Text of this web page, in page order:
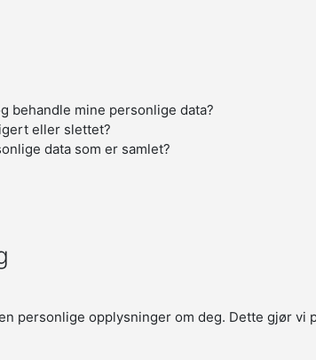
behandle mine personlige data?
eller slettet?
data som er samlet?
personlige opplysninger om deg. Dette gjør vi